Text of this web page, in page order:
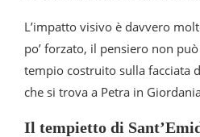
L’impatto visivo è davvero
po’ forzato, il pensiero non
tempio costruito sulla facciata
che si trova a Petra in
Il tempietto di